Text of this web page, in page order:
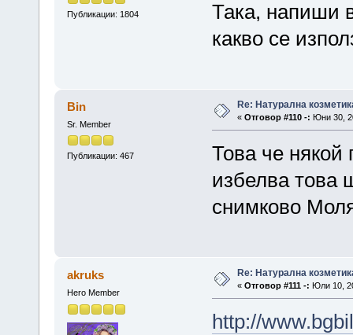
Публикации: 1804
Така, напиши
какво се
Bin
Sr. Member
Публикации: 467
Re: Натурална
« Отговор #110 -: Юни 30,
Това че някой
избелва това
снимково
akruks
Hero Member
Re: Натурална
« Отговор #111 -: Юли 10,
http://